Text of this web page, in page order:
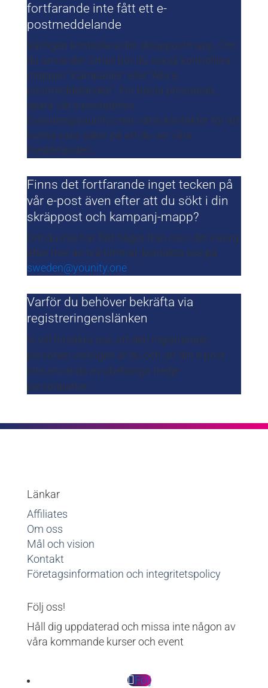
fortfarande inte fått ett e-
postmeddelande
Vänligen kontrollera din skräppostmapp. Om
du använder Gmail bör du också kontrollera
mappen ”Kampanjer” eller ”Alla e-
postmeddelanden”. För bästa prestanda,
spara vår e-postadress
(sweden@younity.one) i dina kontakter för att
kunna vara säker på att du ser våra
meddelanden..
Finns det fortfarande inget tecken på
vår e-post även efter att du sökt i din
skräppost och kampanj-mapp?
Om du inte har fått något från oss i din inkorg
efter mer än två timmar, kontakta oss på
sweden@younity.one
Varför du behöver bekräfta via
registreringenslänken
Vi vill försäkra oss, att den registrerade
personen verkligen är du och att din e-post
inte används av obehöriga tredje
personparter.
Länkar
Affiliates
Om oss
Mål och vision
Kontakt
Företagsinformation och integritetspolicy
Följ oss!
Håll dig uppdaterad och missa inte någon av
våra kommande kurser och event
Följ